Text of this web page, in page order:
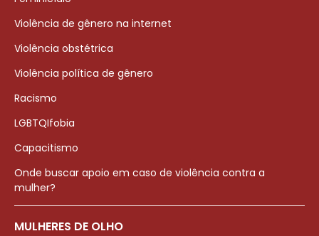
Violência de gênero na internet
Violência obstétrica
Violência política de gênero
Racismo
LGBTQIfobia
Capacitismo
Onde buscar apoio em caso de violência contra a
mulher?
MULHERES DE OLHO